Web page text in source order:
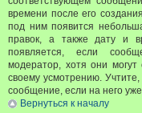
времени после его
под ним появится
правок, а также дату и
появляется, если
модератор, хотя они
своему усмотрению.
сообщение, если на него
Вернуться к началу